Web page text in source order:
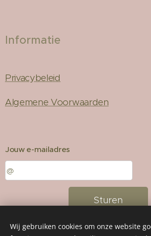
Informatie
Privacybeleid
Algemene Voorwaarden
Jouw e-mailadres
Sturen
Wij gebruiken cookies om onze website